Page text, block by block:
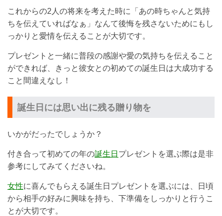
これからの2人の将来を考えた時に「あの時ちゃんと気持
ちを伝えていればなぁ」なんて後悔を残さないためにもし
っかりと愛情を伝えることが大切です。
プレゼントと一緒に普段の感謝や愛の気持ちを伝えること
ができれば、きっと彼女との初めての誕生日は大成功する
こと間違えなし！
誕生日には思い出に残る贈り物を
いかがだったでしょうか？
付き合って初めての年の誕生日 プレゼントを選ぶ際は是非
参考にしてみてくださいね。
女性に喜んでもらえる誕生日プレゼントを選ぶには、日頃
から相手の好みに興味を持ち、下準備をしっかりと行うこ
とが大切です。